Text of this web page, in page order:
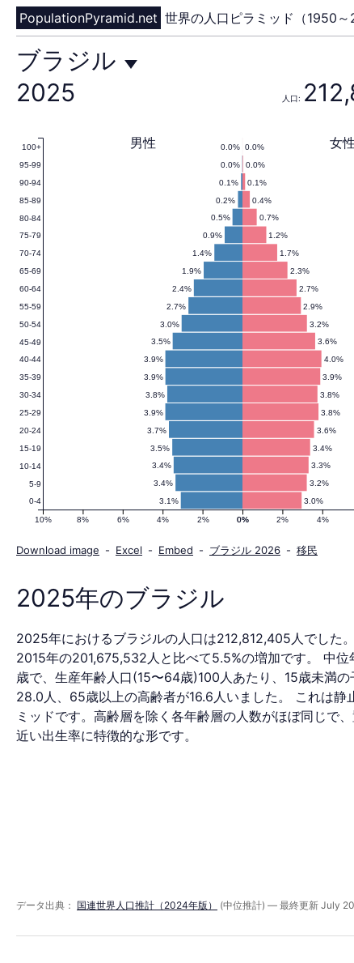
PopulationPyramid.net 世界の人口ピラミッド（1950～
ブ
ラ
ジ
ル
の
人
口
ピ
ラ
ミ
ッ
年
ブラジル
2025
人口:
3.0%
3.1%
3.2%
3.4%
3.3%
3.4%
3.4%
3.5%
3.6%
3.7%
3.8%
3.9%
3.8%
3.8%
3.9%
3.9%
4.0%
3.9%
3.6%
3.5%
3.2%
3.0%
2.9%
2.7%
2.7%
2.4%
2.3%
1.9%
1.7%
1.4%
1.2%
0.9%
0.7%
0.5%
0.4%
0.2%
0.1%
0.1%
0.0%
0.0%
0.0%
0.0% 女性
男性
0% 2% 4%
10% 8% 6% 4% 2% 0%
0-4
5-9
10-14
15-19
20-24
25-29
30-34
35-39
40-44
45-49
50-54
55-59
60-64
65-69
70-74
75-79
80-84
85-89
90-94
95-99
100+
Download image - Excel - Embed - ブラジル 2026 - 移民
2025年のブラジル
2025年におけるブラジルの人口は212,812,405人でした
2015年の201,675,532人と比べて5.5%の増加です。 中位
歳で、生産年齢人口(15〜64歳)100人あたり、15歳未満の
28.0人、65歳以上の高齢者が16.6人いました。 これは静
ミッドです。高齢層を除く各年齢層の人数がほぼ同じで
近い出生率に特徴的な形です。
データ出典： 国連世界人口推計（2024年版） (中位推計) — 最終更新 July